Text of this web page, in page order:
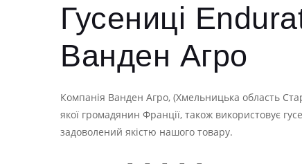
Гусениці
Ванден Агро
Компанія Ванден Агро, (Хмельницька область
якої громадянин Франції, також використовує
задоволений якістю нашого товару.